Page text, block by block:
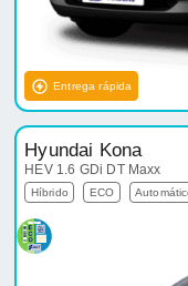
Entrega rápida
Hyundai Kona
HEV 1.6 GDi DT Maxx
Híbrido ECO